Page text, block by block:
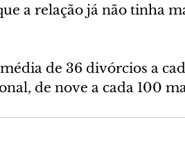
a relação já não tinha
de 36 divórcios a
de nove a cada 100